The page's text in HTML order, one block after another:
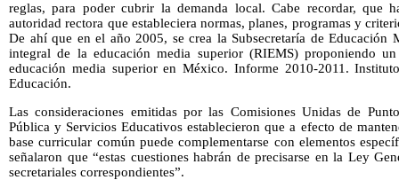
reglas, para poder cubrir la demanda local. Cabe recordar, que
autoridad rectora que estableciera normas, planes, programas y
De ahí que en el año 2005, se crea la Subsecretaría de Educación
integral de la educación media superior (RIEMS) proponiendo
educación media superior en México. Informe 2010-2011.
Educación.
Las consideraciones emitidas por las Comisiones Unidas de
Pública y Servicios Educativos establecieron que a efecto de
base curricular común puede complementarse con elementos
señalaron que “estas cuestiones habrán de precisarse en la Ley
secretariales correspondientes”.